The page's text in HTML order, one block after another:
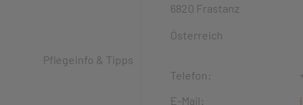
Pflegeinfo & Tipps
6820 Frastanz
Österreich
Telefon:
E-Mail: